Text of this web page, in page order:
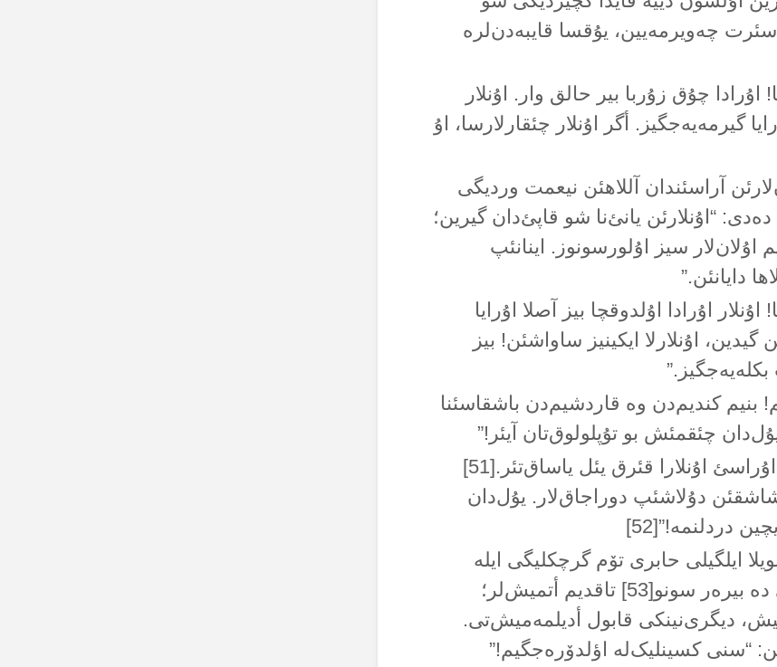
سئرت چەویرمەیین، یۇقسا قایبەدن‌لرە
چۇق زۇربا بیر حالق وار. اۇنلار
گیرمەیەجگیز. أگر اۇنلار چئقارلارسا، اۇ
آراسئندان آللاهئن نیعمت وردیگی
شؤیلە دەدی: “اۇنلارئن یانئ‌نا شو قاپئ‌دان گیرین؛
اۇلان‌لار سیز اۇلورسونوز. اینانئپ
دایانئن.”
اۇرادا اۇلدوقچا بیز آصلا اۇرایا
اۇنلارلا ایکینیز ساواشئن! بیز
بنیم کندیم‌دن وە قاردشیم‌دن باشقاسئنا
چئقمئش بو تۇپلولوق‌تان آیئر!”
آللاە دەدی کی: “آرتئق اۇراسئ اۇنلارا قئرق یئل یاساق‌تئر.[51]
شاشقئن دۇلاشئپ دوراجاق‌لار. یۇل‌دان
دردلنمە!”[52]
ایلگیلی حابری تۆم گرچکلیگی ایلە
آنلات: بیر گۆن ایکیسی دە بیرەر سونو[53] تاقدیم أتمیش‌لر؛
دیگری‌نینکی قابول أدیلمەمیش‌تی.
“سنی کسینلیک‌لە اؤلدۆرەجگیم!”